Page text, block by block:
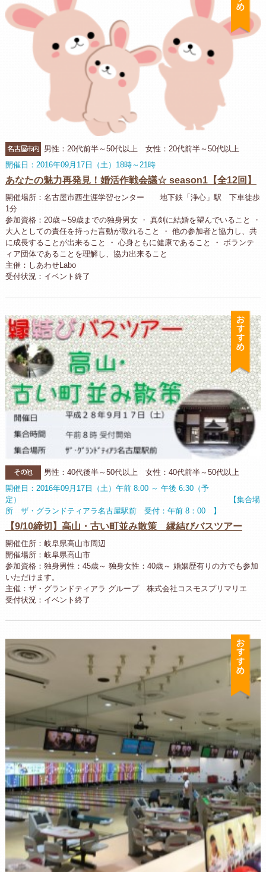
名古屋市内
男性：20代前半～50代以上 女性：20代前半～50代以上
開催日：2016年09月17日（土）18時～21時
あなたの魅力再発見！婚活作戦会議☆ season1【全12回】
開催場所：名古屋市西生涯学習センター 地下鉄「浄心」駅 下車徒歩
1分
参加資格：20歳～59歳までの独身男女 ・ 真剣に結婚を望んでいること ・
大人としての責任を持った言動が取れること ・ 他の参加者と協力し、共
に成長することが出来ること ・ 心身ともに健康であること ・ ボランテ
ィア団体であることを理解し、協力出来ること
主催：しあわせLabo
受付状況：イベント終了
お
その他
男性：40代後半～50代以上 女性：40代前半～50代以上
開催日：2016年09月17日（土）午前 8:00 ～ 午後 6:30（予
定） 【集合場
所 ザ・グランドティアラ名古屋駅前 受付：午前 8：00 】
【9/10締切】高山・古い町並み散策 縁結びバスツアー
開催住所：岐阜県高山市周辺
開催場所：岐阜県高山市
参加資格：独身男性：45歳～ 独身女性：40歳～ 婚姻歴有りの方でも参加
いただけます。
主催：ザ・グランドティアラ グループ 株式会社コスモスプリマリエ
受付状況：イベント終了
お